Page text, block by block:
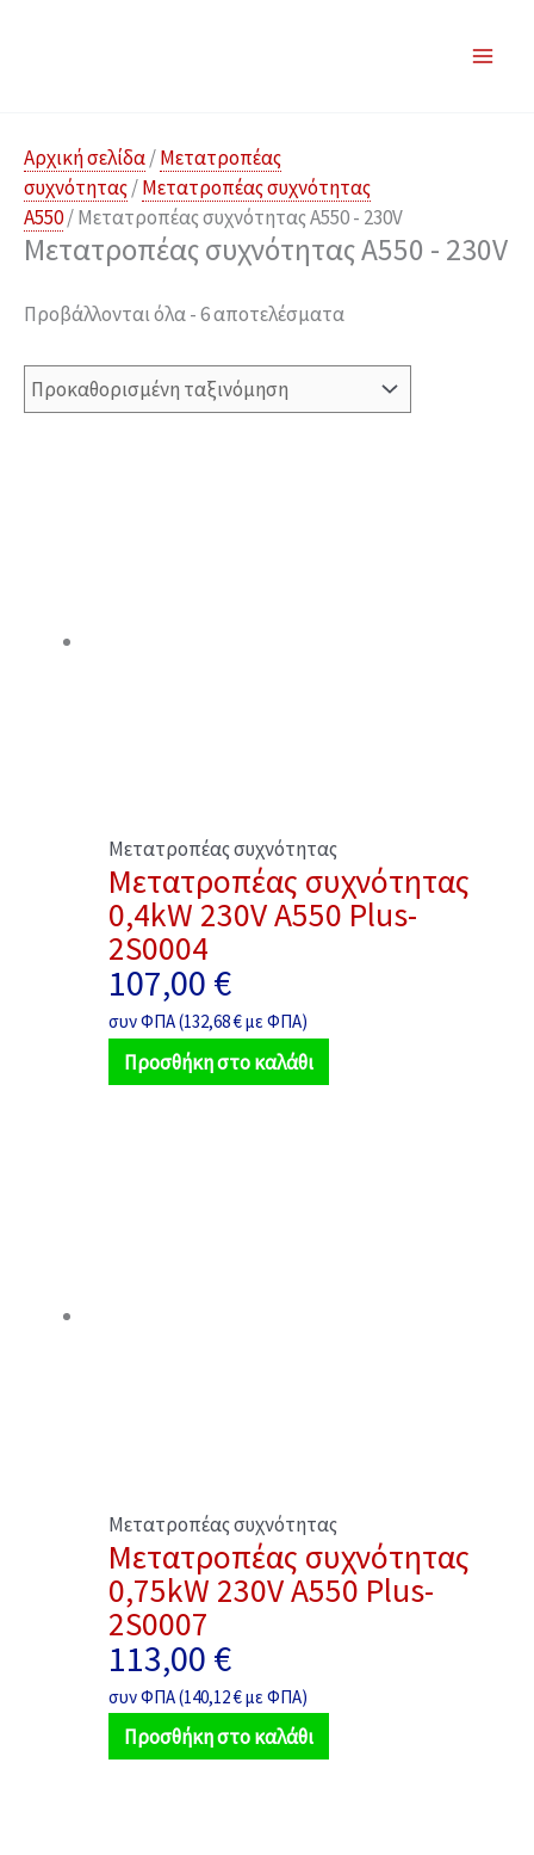
Αρχική σελίδα/Μετατροπέας
συχνότητας/Μετατροπέας συχνότητας
A550/ Μετατροπέας συχνότητας A550 - 230V
Μετατροπέας συχνότητας A550 - 230V
Προβάλλονται όλα - 6 αποτελέσματα
Μετατροπέας συχνότητας
Μετατροπέας συχνότητας
0,4kW 230V A550 Plus-
2S0004
107,00 €
συν ΦΠΑ (132,68€με ΦΠΑ)
Προσθήκη στο καλάθι
Μετατροπέας συχνότητας
Μετατροπέας συχνότητας
0,75kW 230V A550 Plus-
2S0007
113,00 €
συν ΦΠΑ (140,12€με ΦΠΑ)
Προσθήκη στο καλάθι